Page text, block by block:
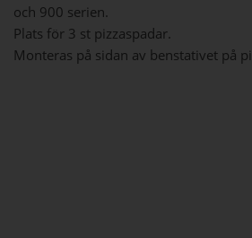
och 900 serien.
Plats för 3 st pizzaspadar.
Monteras på sidan av benstativet på